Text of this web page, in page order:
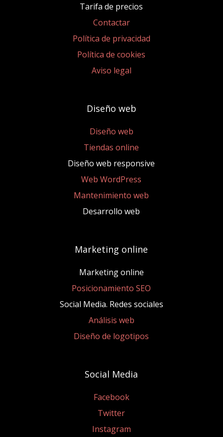
Tarifa de precios
Contactar
Política de privacidad
Política de cookies
Aviso legal
Diseño web
Diseño web
Tiendas online
Diseño web responsive
Web WordPress
Mantenimiento web
Desarrollo web
Marketing online
Marketing online
Posicionamiento SEO
Social Media. Redes sociales
Análisis web
Diseño de logotipos
Social Media
Facebook
Twitter
Instagram